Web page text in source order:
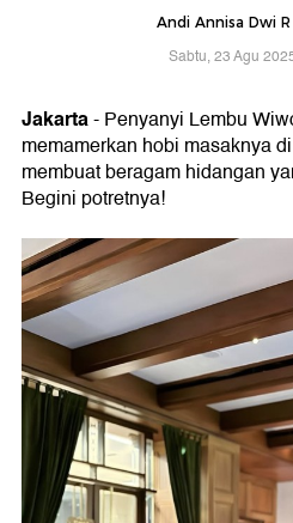
Andi Annisa Dwi R
Sabtu, 23 Agu
Jakarta- Penyanyi Lembu
memamerkan hobi masaknya
membuat beragam hidangan
Begini potretnya!